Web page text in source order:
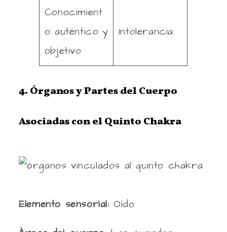
Conocimient
o auténtico y
objetivo
Intolerancia
4. Órganos y Partes del Cuerpo
Asociadas con el Quinto Chakra
Elemento sensorial:Oído